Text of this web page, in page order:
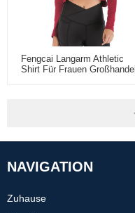
Fengcai Langarm Athletic
Shirt Für Frauen Großhandel
NAVIGATION
Zuhause